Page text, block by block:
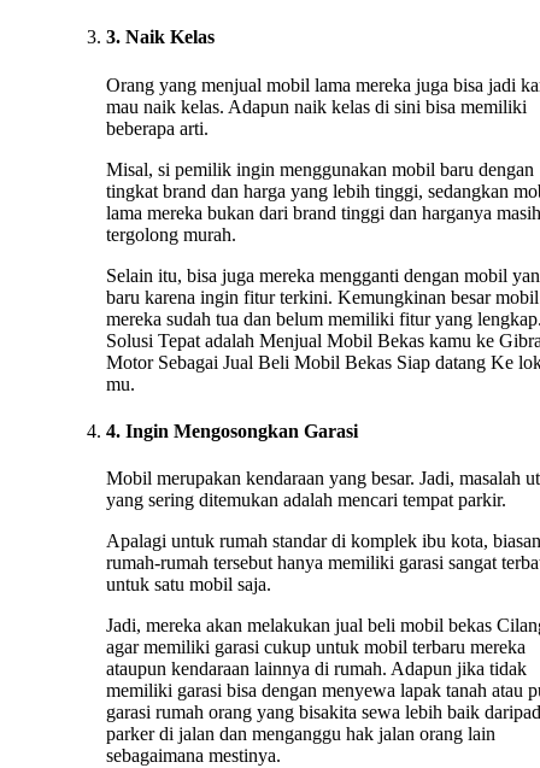
3. Naik Kelas
Orang yang menjual mobil lama mereka juga bisa jadi
mau naik kelas. Adapun naik kelas di sini bisa memiliki
beberapa arti.
Misal, si pemilik ingin menggunakan mobil baru dengan
tingkat brand dan harga yang lebih tinggi, sedangkan
lama mereka bukan dari brand tinggi dan harganya masih
tergolong murah.
Selain itu, bisa juga mereka mengganti dengan mobil
baru karena ingin fitur terkini. Kemungkinan besar mobil
mereka sudah tua dan belum memiliki fitur yang
Solusi Tepat adalah Menjual Mobil Bekas kamu ke
Motor Sebagai Jual Beli Mobil Bekas Siap datang Ke
mu.
4. Ingin Mengosongkan Garasi
Mobil merupakan kendaraan yang besar. Jadi, masalah
yang sering ditemukan adalah mencari tempat parkir.
Apalagi untuk rumah standar di komplek ibu kota,
rumah-rumah tersebut hanya memiliki garasi sangat
untuk satu mobil saja.
Jadi, mereka akan melakukan jual beli mobil bekas
agar memiliki garasi cukup untuk mobil terbaru mereka
ataupun kendaraan lainnya di rumah. Adapun jika tidak
memiliki garasi bisa dengan menyewa lapak tanah atau
garasi rumah orang yang bisakita sewa lebih baik
parker di jalan dan menganggu hak jalan orang lain
sebagaimana mestinya.